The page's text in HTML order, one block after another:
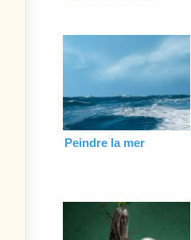
Peindre la mer